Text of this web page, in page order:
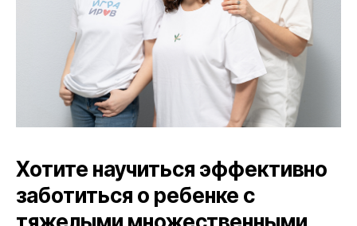
Хотите научиться эффективно
заботиться о ребенке с